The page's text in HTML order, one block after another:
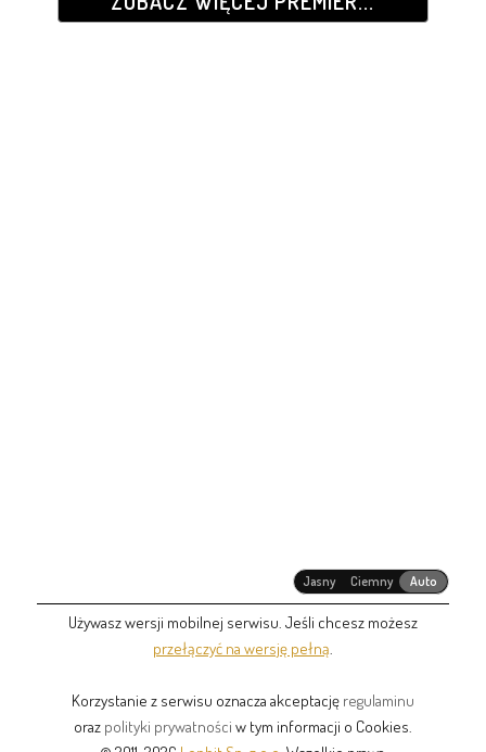
Jasny Ciemny Auto
Używasz wersji mobilnej serwisu. Jeśli chcesz możesz
przełączyć na wersję pełną
Korzystanie z serwisu oznacza akceptację regulaminu
oraz polityki prywatności w tym informacji o Cookies.